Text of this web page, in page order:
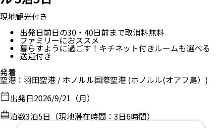
現地観光付き
出発日前日の30・40日前まで取消料無料
ファミリーにおススメ
暮らすように過ごす！キチネット付きルームも選べる
送迎付き
発着
空港 ： 羽田空港 / ホノルル国際空港 (ホノルル(オアフ島）)
出発日2026/9/21（月）
泊数3泊5日（現地滞在時間： 3日6時間）